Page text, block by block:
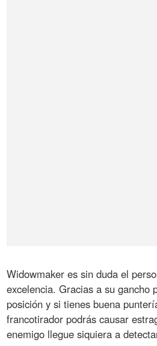
Widowmaker es sin duda el
excelencia. Gracias a su gancho
posición y si tienes buena
francotirador podrás causar
enemigo llegue siquiera a